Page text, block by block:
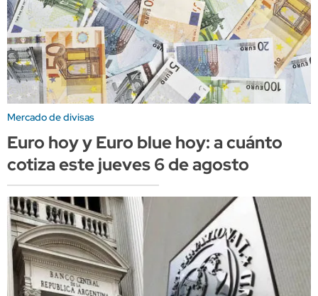
Mercado de divisas
Euro hoy y Euro blue hoy: a cuánto
cotiza este jueves 6 de agosto